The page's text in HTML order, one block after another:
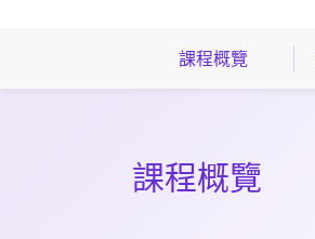
課程概覽
課程概覽